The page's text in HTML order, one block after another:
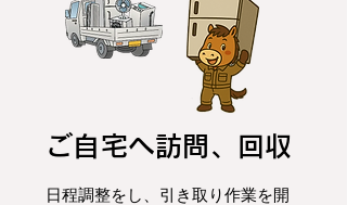
ご自宅へ訪問、回収
日程調整をし、 引き取り作業を開